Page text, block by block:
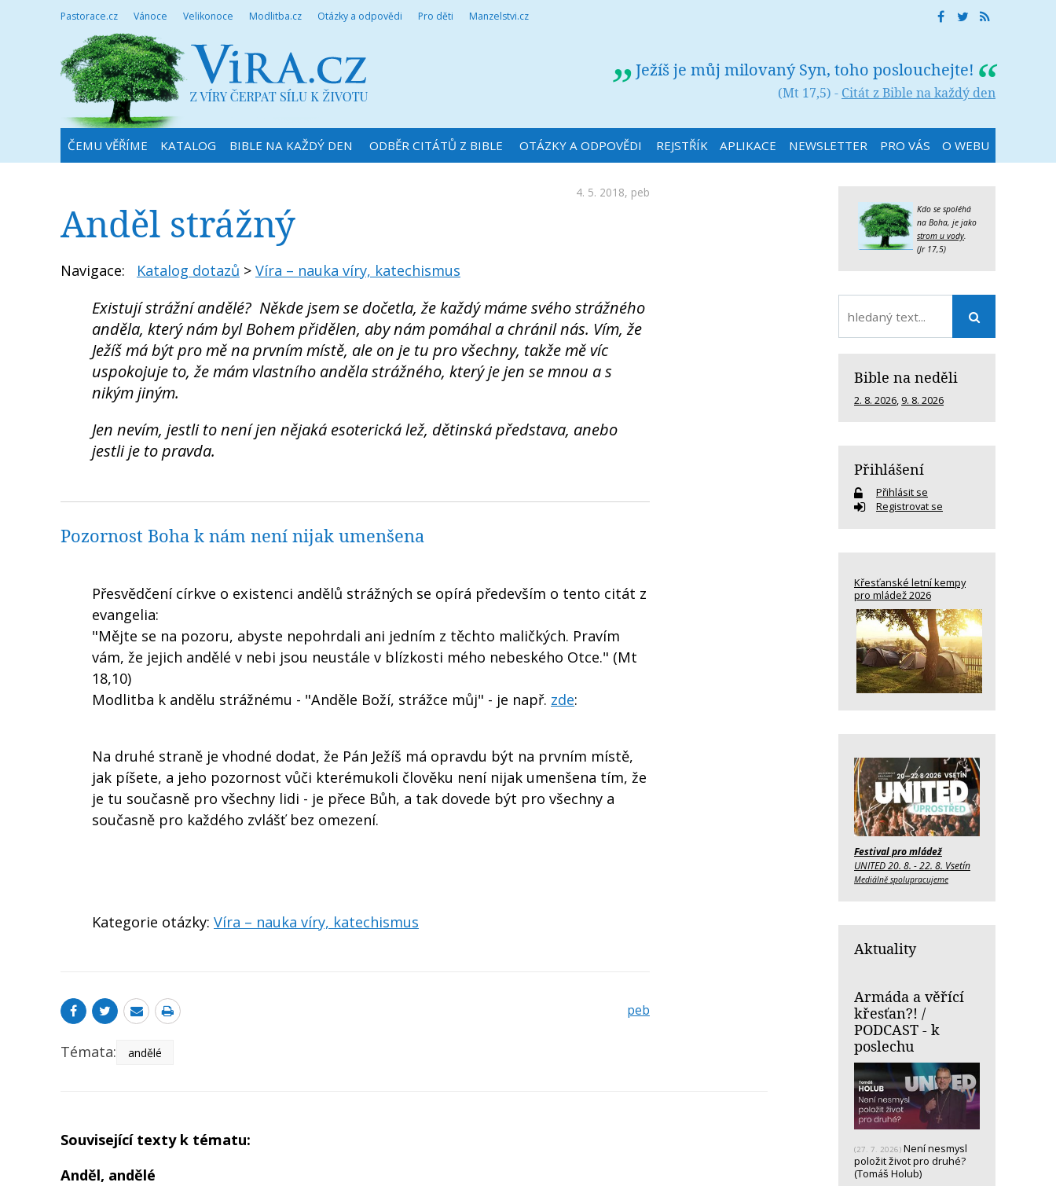
Pastorace.cz Vánoce Velikonoce Modlitba.cz Otázky a odpovědi Pro děti Manzelstvi.cz
Ježíš je můj milovaný Syn, toho poslouchejte!
(Mt 17,5) - Citát z Bible na každý den
ČEMU VĚŘÍME KATALOG BIBLE NA KAŽDÝ DEN ODBĚR CITÁTŮ Z BIBLE OTÁZKY A ODPOVĚDI REJSTŘÍK APLIKACE NEWSLETTER PRO VÁS O WEBU
4. 5. 2018, peb
Anděl strážný
Navigace: Katalog dotazů > Víra – nauka víry, katechismus
Existují strážní andělé? Někde jsem se dočetla, že každý máme svého strážného
anděla, který nám byl Bohem přidělen, aby nám pomáhal a chránil nás. Vím, že
Ježíš má být pro mě na prvním místě, ale on je tu pro všechny, takže mě víc
uspokojuje to, že mám vlastního anděla strážného, který je jen se mnou a s
nikým jiným.
Jen nevím, jestli to není jen nějaká esoterická lež, dětinská představa, anebo
jestli je to pravda.
Pozornost Boha k nám není nijak umenšena
Přesvědčení církve o existenci andělů strážných se opírá především o tento citát z
evangelia:
"Mějte se na pozoru, abyste nepohrdali ani jedním z těchto maličkých. Pravím
vám, že jejich andělé v nebi jsou neustále v blízkosti mého nebeského Otce." (Mt
18,10)
Modlitba k andělu strážnému - "Anděle Boží, strážce můj" - je např. zde:
Na druhé straně je vhodné dodat, že Pán Ježíš má opravdu být na prvním místě,
jak píšete, a jeho pozornost vůči kterémukoli člověku není nijak umenšena tím, že
je tu současně pro všechny lidi - je přece Bůh, a tak dovede být pro všechny a
současně pro každého zvlášť bez omezení.
Kategorie otázky: Víra – nauka víry, katechismus
peb
Témata: andělé
Související texty k tématu:
Anděl, andělé
Kdo se spoléhá
na Boha, je jako
strom u vody.
(Jr 17,5)
Bible na neděli
2. 8. 2026, 9. 8. 2026
Přihlášení
Přihlásit se
Registrovat se
Křesťanské letní kempy
pro mládež 2026
Festival pro mládež
UNITED 20. 8. - 22. 8. Vsetín
Mediálně spolupracujeme
Aktuality
Armáda a věřící
křesťan?! /
PODCAST - k
poslechu
(27. 7. 2026) Není nesmysl
položit život pro druhé?
(Tomáš Holub)